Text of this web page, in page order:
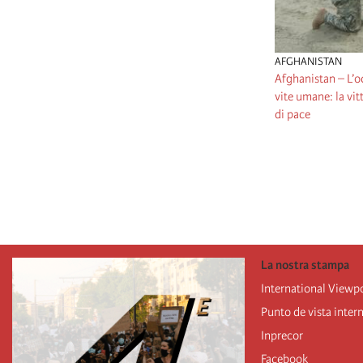
AFGHANISTAN
Afghanistan –
vite umane: la
di pace
La nostra stampa
International
Punto de vista
Inprecor
Facebook